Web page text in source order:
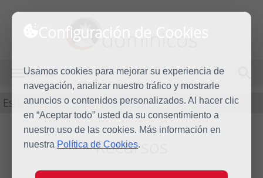
Configuración de Cookies
Usamos cookies para mejorar su experiencia de
navegación, analizar nuestro tráfico y mostrarle
anuncios o contenidos personalizados. Al hacer clic
en “Aceptar todo” usted da su consentimiento a
nuestro uso de las cookies. Más información en
nuestra Política de Cookies.
dominicos
MENÚ
Estudio
Recursos